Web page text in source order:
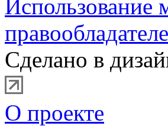
Использование
Сделано в
О проекте